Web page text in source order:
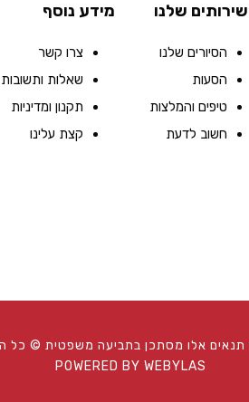
שלנו
הסיורים שלנו
הסעות
טיפים והמלצות
חשוב לדעת
מידע נוסף
צרו קשר
שאלות ותשובות
תקנון ומדיניות
קצת עלינו
אלו מסתכן בתביעה משפטית © כל
POWERED BY WEBYLAS